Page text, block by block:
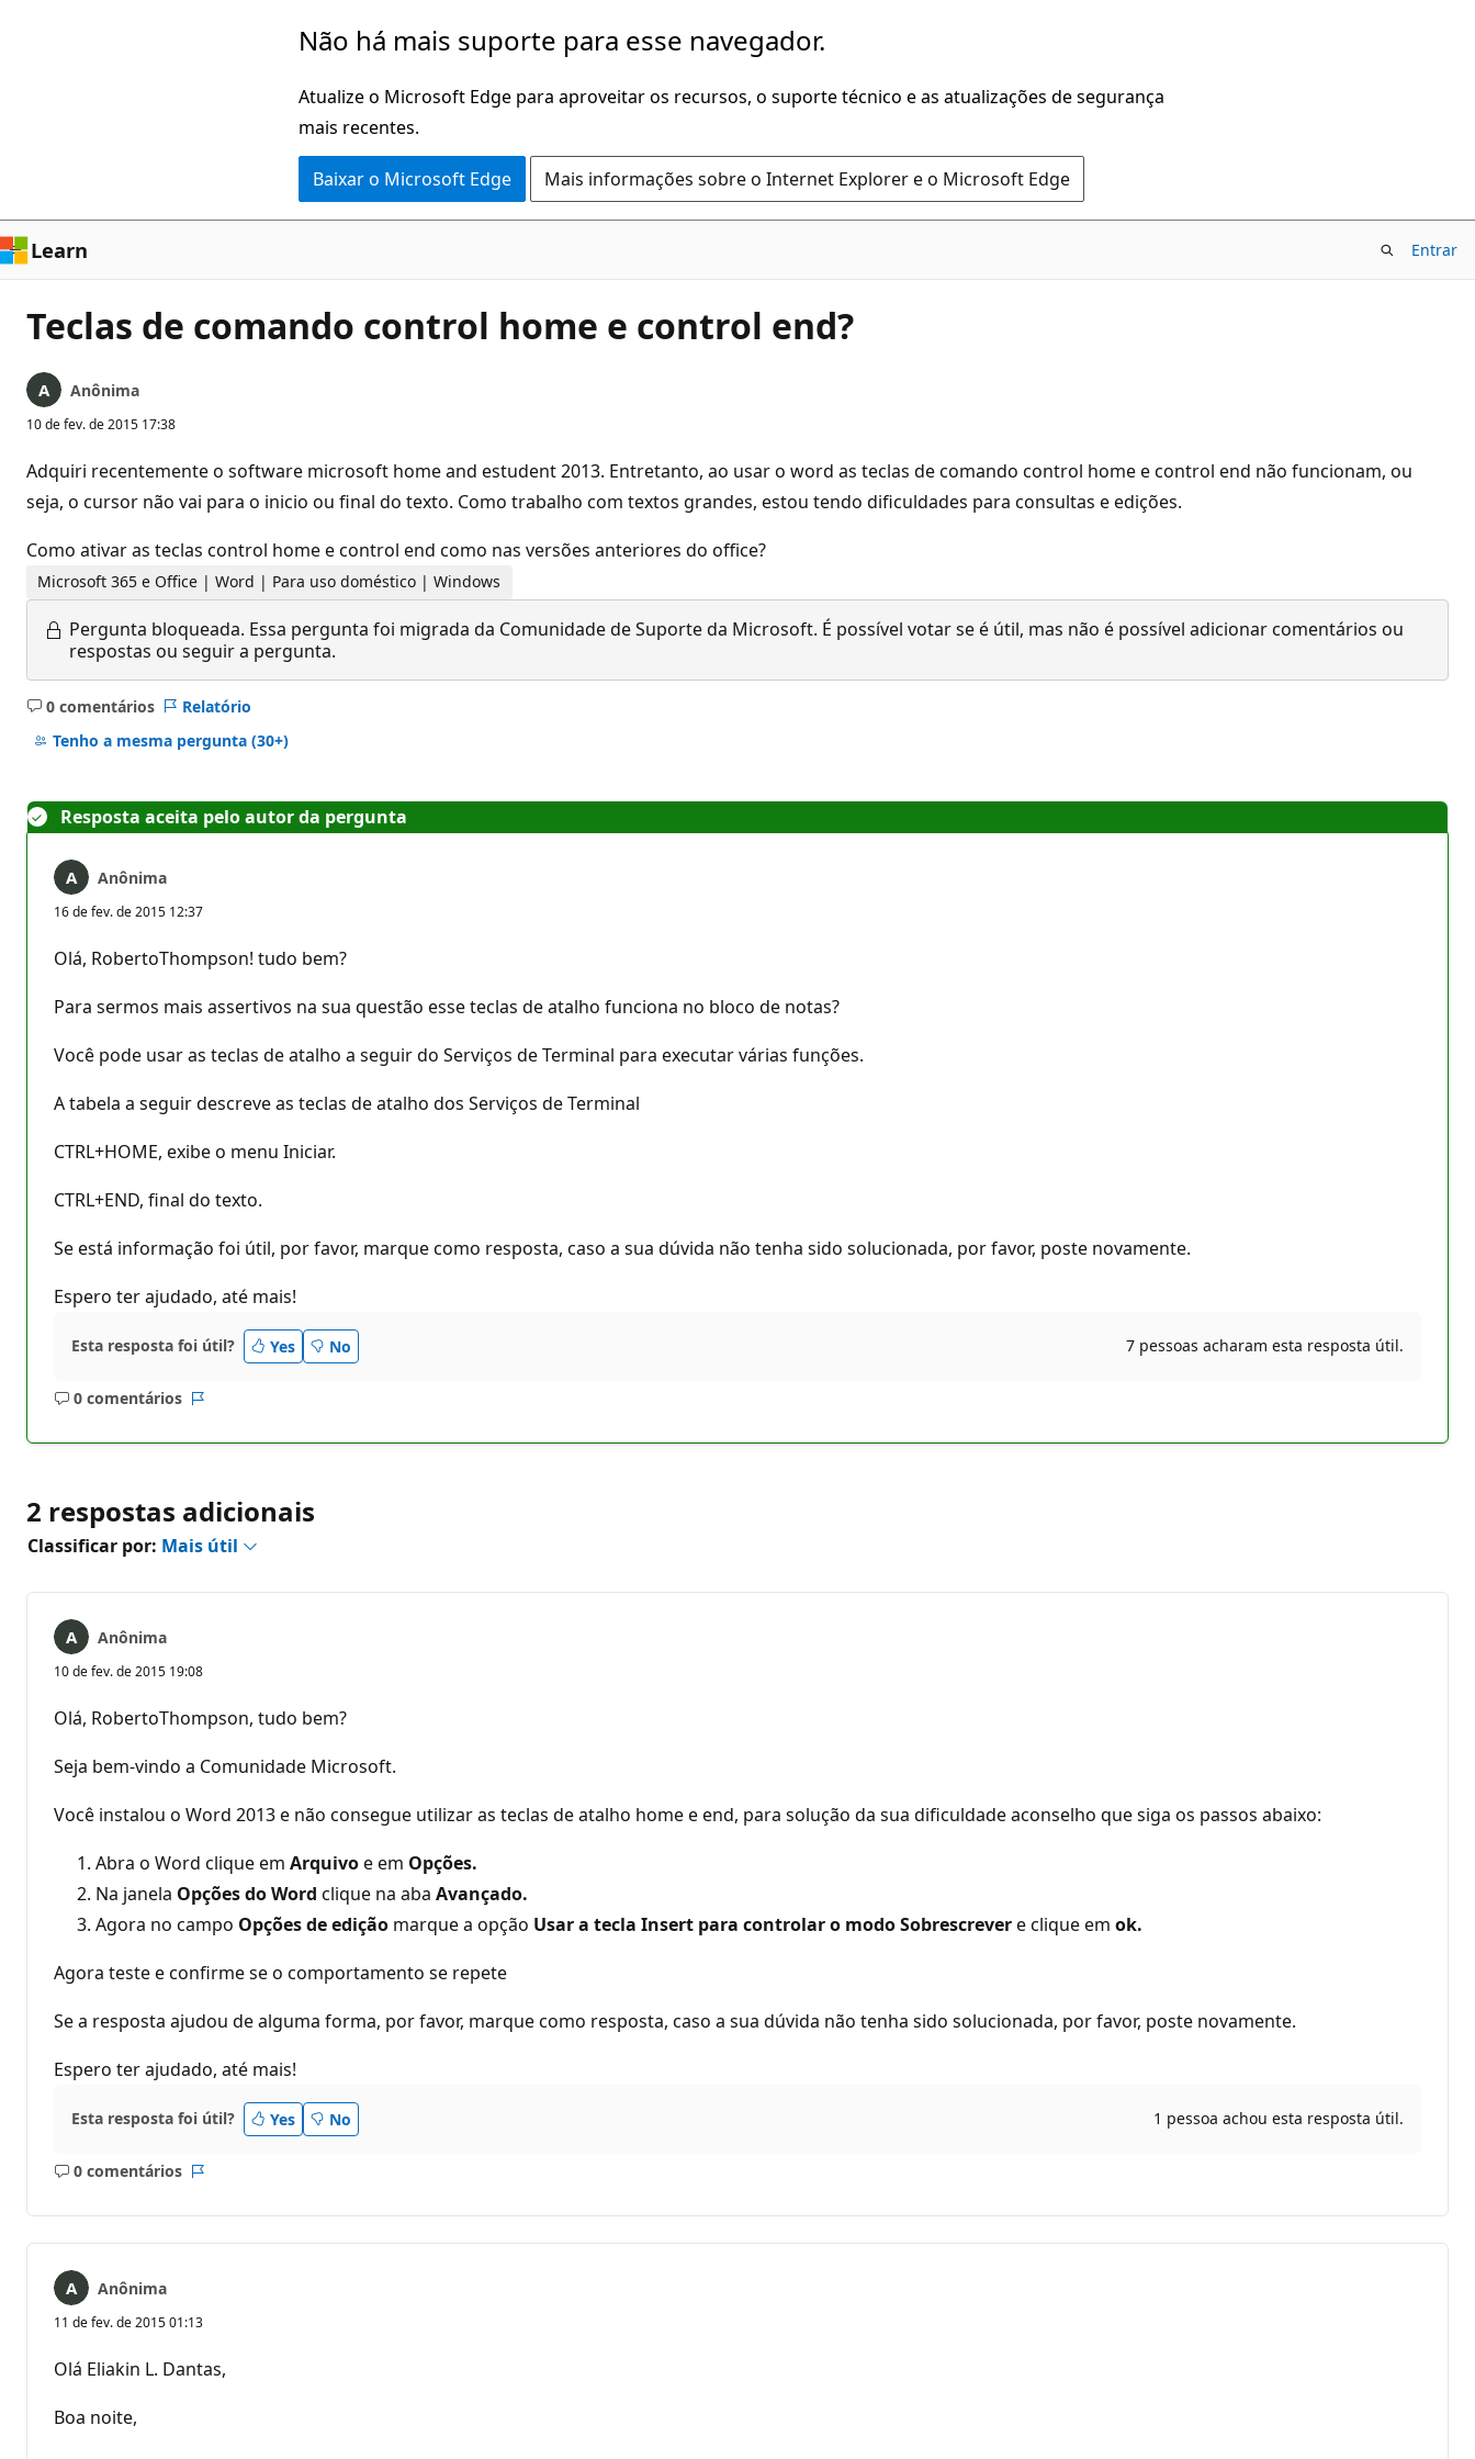
Não há mais suporte para esse navegador.
Atualize o Microsoft Edge para aproveitar os recursos, o suporte técnico e as atualizações de segurança
mais recentes.
Baixar o Microsoft Edge Mais informações sobre o Internet Explorer e o Microsoft Edge
Learn Entrar
Teclas de comando control home e control end?
Anônima
10 de fev. de 2015 17:38
Adquiri recentemente o software microsoft home and estudent 2013. Entretanto, ao usar o word as teclas de comando control home e control end não funcionam, ou
seja, o cursor não vai para o inicio ou final do texto. Como trabalho com textos grandes, estou tendo dificuldades para consultas e edições.
Como ativar as teclas control home e control end como nas versões anteriores do office?
Microsoft 365 e Office | Word | Para uso doméstico | Windows
Pergunta bloqueada. Essa pergunta foi migrada da Comunidade de Suporte da Microsoft. É possível votar se é útil, mas não é possível adicionar comentários ou
respostas ou seguir a pergunta.
0 comentários
Sem
comentários
Relatório
Tenho a mesma pergunta (30+)
Resposta aceita pelo autor da pergunta
Anônima
16 de fev. de 2015 12:37
Olá, RobertoThompson! tudo bem?
Para sermos mais assertivos na sua questão esse teclas de atalho funciona no bloco de notas?
Você pode usar as teclas de atalho a seguir do Serviços de Terminal para executar várias funções.
A tabela a seguir descreve as teclas de atalho dos Serviços de Terminal
CTRL+HOME, exibe o menu Iniciar.
CTRL+END, final do texto.
Se está informação foi útil, por favor, marque como resposta, caso a sua dúvida não tenha sido solucionada, por favor, poste novamente.
Espero ter ajudado, até mais!
Esta resposta foi útil? Yes No 7 pessoas acharam esta resposta útil.
0 comentários
Sem
2 respostas adicionais
Classificar por: Mais útil
Anônima
10 de fev. de 2015 19:08
Olá, RobertoThompson, tudo bem?
Seja bem-vindo a Comunidade Microsoft.
Você instalou o Word 2013 e não consegue utilizar as teclas de atalho home e end, para solução da sua dificuldade aconselho que siga os passos abaixo:
Abra o Word clique em Arquivoe em Opções.
Na janela Opções do Word clique na aba Avançado.
Agora no campo Opções de edição marque a opção Usar a tecla Insert para controlar o modo Sobrescrevere clique em ok.
Agora teste e confirme se o comportamento se repete
Se a resposta ajudou de alguma forma, por favor, marque como resposta, caso a sua dúvida não tenha sido solucionada, por favor, poste novamente.
Espero ter ajudado, até mais!
Esta resposta foi útil? Yes No 1 pessoa achou esta resposta útil.
0 comentários
Sem
Anônima
11 de fev. de 2015 01:13
Olá Eliakin L. Dantas,
Boa noite,